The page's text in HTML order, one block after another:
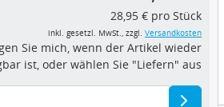
28,95 € pro Stück
inkl. gesetzl. MwSt., zzgl. Versandkosten
Sie mich, wenn der Artikel wieder
ist, oder wählen Sie "Liefern" aus